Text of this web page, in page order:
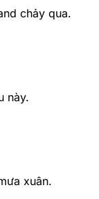
chảy qua.
này.
xuân.